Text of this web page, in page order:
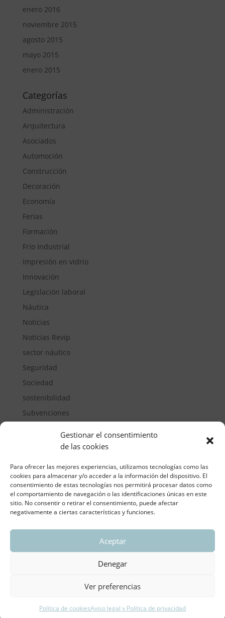
Gestionar el consentimiento
de las cookies
Para ofrecer las mejores experiencias, utilizamos tecnologías como las
cookies para almacenar y/o acceder a la información del dispositivo. El
consentimiento de estas tecnologías nos permitirá procesar datos como
el comportamiento de navegación o las identificaciones únicas en este
sitio. No consentir o retirar el consentimiento, puede afectar
negativamente a ciertas características y funciones.
Aceptar
Denegar
Ver preferencias
Política de cookiesAviso legal y Política de privacidad
enero 2016
noviembre 2015
agosto 2015
mayo 2015
enero 2015
Categorías
Administración
Arquitectura
Asociados
Automoción
Construcción
Decoración
Economía
Ferias
Formación
Frío Industrial
Impresión en vidrio
Innovación
Legislación laboral
Náutica
Noticias
Noticias Revip
sector náutico
Seguridad
Sociedad
sostenibilidad
Subvenciones
ASOCIACIÓN REGIONAL VALENCIANA DE
Aviso legal y política de privacidad